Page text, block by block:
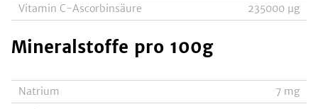
Vitamin C-Ascorbinsäure
235000 µg
Mineralstoffe pro 100g
Natrium 7 mg